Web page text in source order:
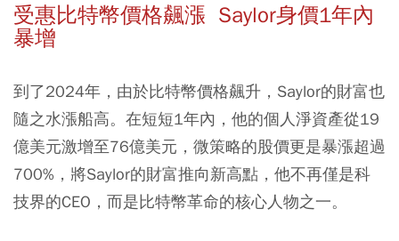
受惠比特幣價格飆漲 Saylor身價1年內
暴增
到了2024年，由於比特幣價格飆升，Saylor的財富也
隨之水漲船高。在短短1年內，他的個人淨資產從19
億美元激增至76億美元，微策略的股價更是暴漲超過
700%，將Saylor的財富推向新高點，他不再僅是科
技界的CEO，而是比特幣革命的核心人物之一。